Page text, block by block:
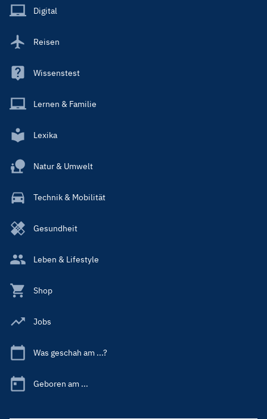
Main
Digital
Reisen
Wissenstest
Lernen & Familie
Lexika
Natur & Umwelt
Technik & Mobilität
Gesundheit
Leben & Lifestyle
Shop
Jobs
Was geschah am ...?
Geboren am ...